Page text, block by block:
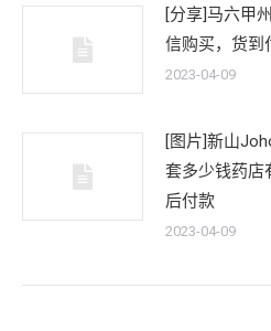
[分享]马六甲
信购买，货到
2023-04-09
[图片]新山
套多少钱药店
后付款
2023-04-09